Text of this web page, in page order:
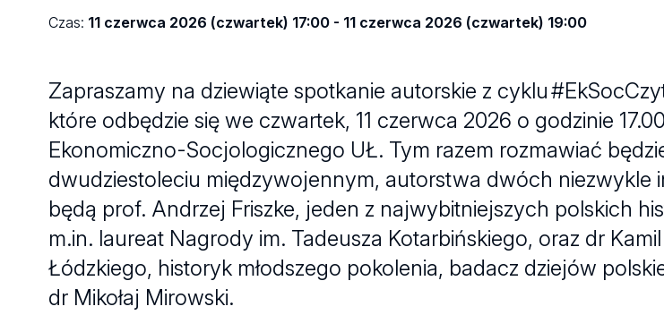
Czas: 11 czerwca 2026 (czwartek) 17:00 - 11 czerwca 2026 (czwartek) 19:00
Zapraszamy na dziewiąte spotkanie autorskie z cyklu
które odbędzie się we czwartek, 11 czerwca 2026 o godzinie
Ekonomiczno-Socjologicznego UŁ. Tym razem rozmawiać
dwudziestoleciu międzywojennym, autorstwa dwóch niezwykle
będą prof. Andrzej Friszke, jeden z najwybitniejszych polskich
m.in. laureat Nagrody im. Tadeusza Kotarbińskiego, oraz dr
Łódzkiego, historyk młodszego pokolenia, badacz dziejów
dr Mikołaj Mirowski.